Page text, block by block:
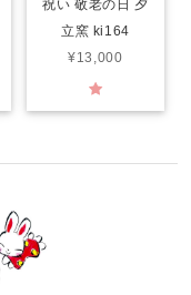
祝い 敬老の日 夕
立窯 ki164
¥13,000